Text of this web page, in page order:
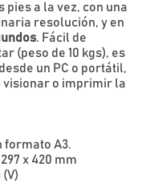
pies a la vez, con una
resolución, y en
. Fácil de
(peso de 10 kgs), es
un PC o portátil,
visionar o imprimir la
formato A3.
x 420 mm